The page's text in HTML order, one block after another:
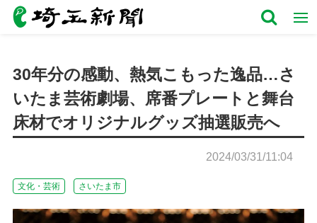
30年分の感動、熱気こもった逸品…さ
いたま芸術劇場、席番プレートと舞台
床材でオリジナルグッズ抽選販売へ
2024/03/31/11:04
文化・芸術 さいたま市